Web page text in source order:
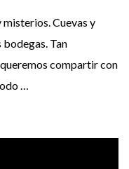
misterios. Cuevas y
Tan
compartir con
…